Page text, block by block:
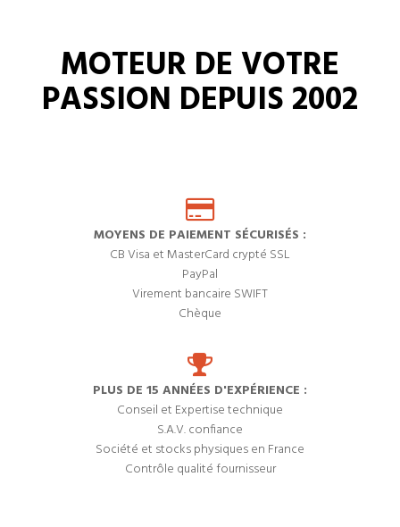
MOTEUR DE VOTRE
PASSION DEPUIS 2002
MOYENS DE PAIEMENT SÉCURISÉS :
CB Visa et MasterCard crypté SSL
PayPal
Virement bancaire SWIFT
Chèque
PLUS DE 15 ANNÉES D'EXPÉRIENCE :
Conseil et Expertise technique
S.A.V. confiance
Société et stocks physiques en France
Contrôle qualité fournisseur